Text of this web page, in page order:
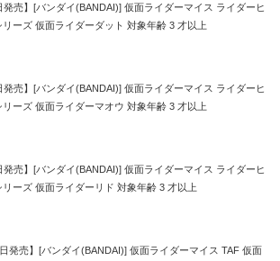
発売】[バンダイ(BANDAI)] 仮面ライダーマイス ライダーヒ
リーズ 仮面ライダーダット 対象年齢 3 才以上
発売】[バンダイ(BANDAI)] 仮面ライダーマイス ライダーヒ
リーズ 仮面ライダーマオウ 対象年齢 3 才以上
発売】[バンダイ(BANDAI)] 仮面ライダーマイス ライダーヒ
リーズ 仮面ライダーリド 対象年齢 3 才以上
日発売】[バンダイ(BANDAI)] 仮面ライダーマイス TAF 仮面